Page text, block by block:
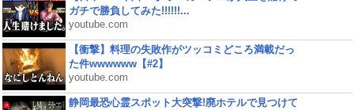
ガチで勝負してみた!!!!!!...
youtube.com
【衝撃】料理の失敗作がツッコミどころ満載だっ
た件wwwwww【#2】
youtube.com
静岡最恐心霊スポット大突撃!廃ホテルで見つけて